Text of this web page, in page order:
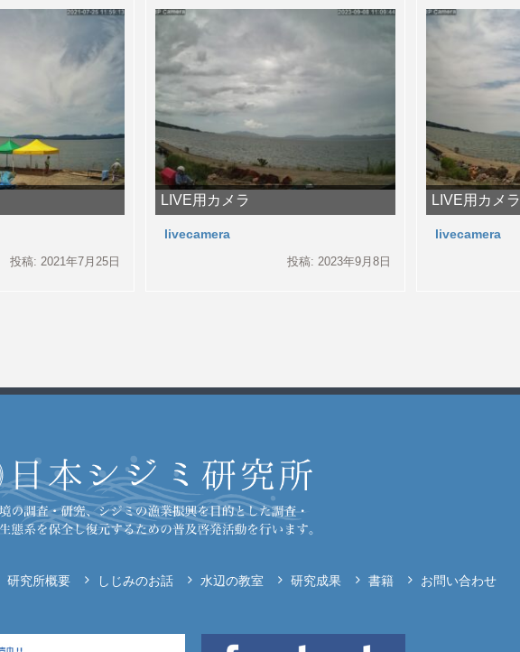
投稿: 2021年7月25日
LIVE用カメラ
livecamera
投稿: 2023年9月8日
LIVE用カメラ
livecamera
研究所概要 しじみのお話 水辺の教室 研究成果 書籍 お問い合わせ